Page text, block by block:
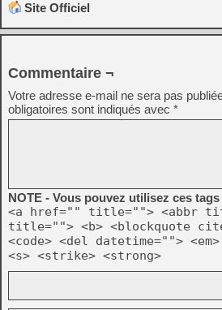
Site Officiel
Commentaire ¬
Votre adresse e-mail ne sera pas
obligatoires sont indiqués avec *
NOTE - Vous pouvez utilisez ces
<a href="" title=""> <abbr
title=""> <b> <blockquote
<code> <del datetime="">
<s> <strike> <strong>